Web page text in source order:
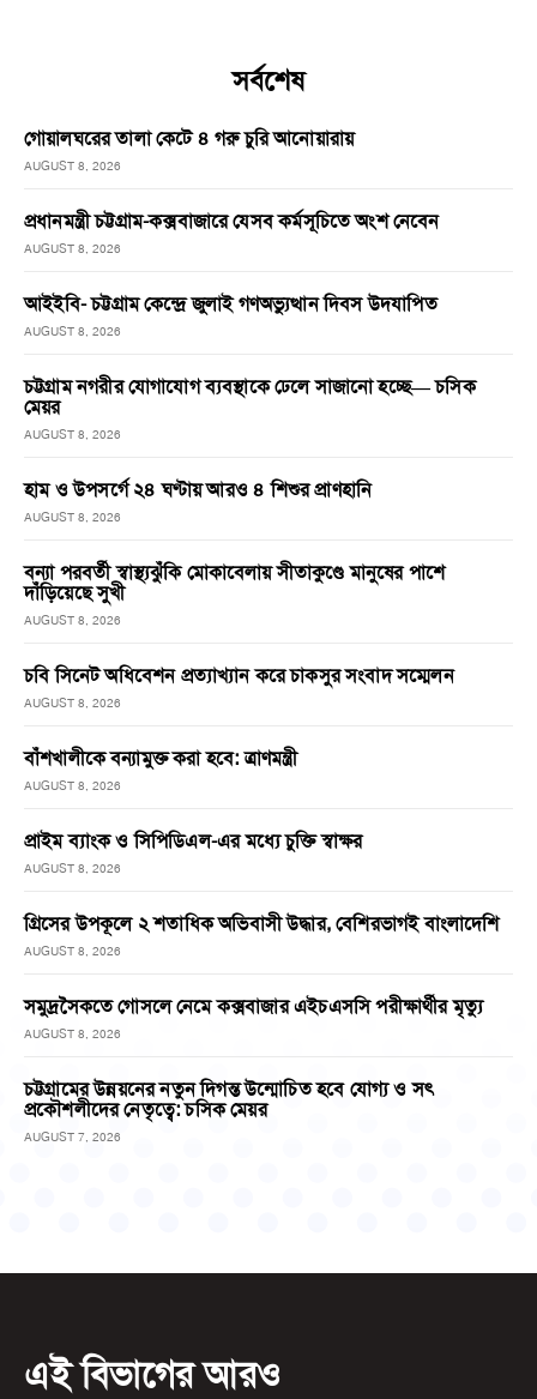
সর্বশেষ
গোয়ালঘরের তালা কেটে ৪ গরু চুরি আনোয়ারায়
AUGUST 8, 2026
প্রধানমন্ত্রী চট্টগ্রাম-কক্সবাজারে যেসব কর্মসূচিতে অংশ নেবেন
AUGUST 8, 2026
আইইবি- চট্টগ্রাম কেন্দ্রে জুলাই গণঅভ্যুত্থান দিবস উদযাপিত
AUGUST 8, 2026
চট্টগ্রাম নগরীর যোগাযোগ ব্যবস্থাকে ঢেলে সাজানো হচ্ছে— চসিক
মেয়র
AUGUST 8, 2026
হাম ও উপসর্গে ২৪ ঘণ্টায় আরও ৪ শিশুর প্রাণহানি
AUGUST 8, 2026
বন্যা পরবর্তী স্বাস্থ্যঝুঁকি মোকাবেলায় সীতাকুণ্ডে মানুষের পাশে
দাঁড়িয়েছে সুখী
AUGUST 8, 2026
চবি সিনেট অধিবেশন প্রত্যাখ্যান করে চাকসুর সংবাদ সম্মেলন
AUGUST 8, 2026
বাঁশখালীকে বন্যামুক্ত করা হবে: ত্রাণমন্ত্রী
AUGUST 8, 2026
প্রাইম ব্যাংক ও সিপিডিএল-এর মধ্যে চুক্তি স্বাক্ষর
AUGUST 8, 2026
গ্রিসের উপকূলে ২ শতাধিক অভিবাসী উদ্ধার, বেশিরভাগই বাংলাদেশি
AUGUST 8, 2026
সমুদ্রসৈকতে গোসলে নেমে কক্সবাজার এইচএসসি পরীক্ষার্থীর মৃত্যু
AUGUST 8, 2026
চট্টগ্রামের উন্নয়নের নতুন দিগন্ত উন্মোচিত হবে যোগ্য ও সৎ
প্রকৌশলীদের নেতৃত্বে: চসিক মেয়র
AUGUST 7, 2026
এই বিভাগের আরও